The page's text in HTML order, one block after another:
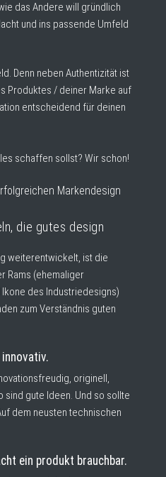
das Andere will gründlich
und ins passende Umfeld
Denn neben Authentizität ist
Produktes / deiner Marke auf
entscheidend für deinen
schaffen sollst? Wir schon!
die gutes design
weiterentwickelt, ist die
Rams (ehemaliger
des Industriedesigns)
zum Verständnis guten
originell,
sind gute Ideen. Und so sollte
dem neusten technischen
ein produkt brauchbar.